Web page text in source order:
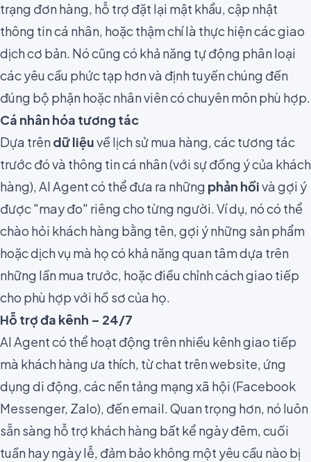
trạng đơn hàng, hỗ trợ đặt lại mật khẩu, cập nhật
thông tin cá nhân, hoặc thậm chí là thực hiện các giao
dịch cơ bản. Nó cũng có khả năng tự động phân loại
các yêu cầu phức tạp hơn và định tuyến chúng đến
đúng bộ phận hoặc nhân viên có chuyên môn phù hợp.
Cá nhân hóa tương tác
Dựa trêndữ liệuvề lịch sử mua hàng, các tương tác
trước đó và thông tin cá nhân (với sự đồng ý của khách
hàng), AI Agent có thể đưa ra những phản hồivà gợi ý
được "may đo" riêng cho từng người. Ví dụ, nó có thể
chào hỏi khách hàng bằng tên, gợi ý những sản phẩm
hoặc dịch vụ mà họ có khả năng quan tâm dựa trên
những lần mua trước, hoặc điều chỉnh cách giao tiếp
cho phù hợp với hồ sơ của họ.
Hỗ trợ đa kênh – 24/7
AI Agent có thể hoạt động trên nhiều kênh giao tiếp
mà khách hàng ưa thích, từ chat trên website, ứng
dụng di động, các nền tảng mạng xã hội (Facebook
Messenger, Zalo), đến email. Quan trọng hơn, nó luôn
sẵn sàng hỗ trợ khách hàng bất kể ngày đêm, cuối
tuần hay ngày lễ, đảm bảo không một yêu cầu nào bị